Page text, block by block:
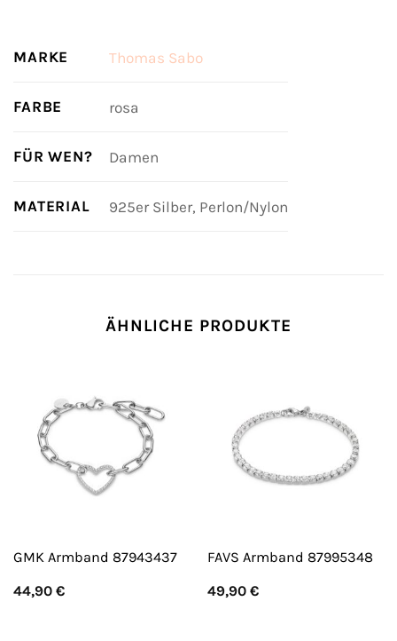
MARKE Thomas Sabo
FARBE rosa
FÜR WEN? Damen
MATERIAL 925er Silber, Perlon/Nylon
ÄHNLICHE PRODUKTE
GMK Armband 87943437
44,90 €
FAVS Armband 87995348
49,90 €